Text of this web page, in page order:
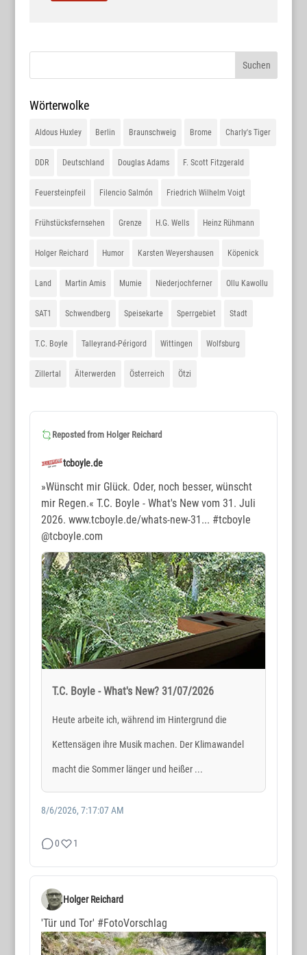
Wörterwolke
Aldous Huxley Berlin Braunschweig Brome Charly's Tiger
DDR Deutschland Douglas Adams F. Scott Fitzgerald
Feuersteinpfeil Filencio Salmón Friedrich Wilhelm Voigt
Frühstücksfernsehen Grenze H.G. Wells Heinz Rühmann
Holger Reichard Humor Karsten Weyershausen Köpenick
Land Martin Amis Mumie Niederjochferner Ollu Kawollu
SAT1 Schwendberg Speisekarte Sperrgebiet Stadt
T.C. Boyle Talleyrand-Périgord Wittingen Wolfsburg
Zillertal Älterwerden Österreich Ötzi
Reposted from Holger Reichard
tcboyle.de
»Wünscht mir Glück. Oder, noch besser, wünscht
mir Regen.« T.C. Boyle - What's New vom 31. Juli
2026. www.tcboyle.de/whats-new-31... #tcboyle
@tcboyle.com
T.C. Boyle - What's New? 31/07/2026
Heute arbeite ich, während im Hintergrund die
Kettensägen ihre Musik machen. Der Klimawandel
macht die Sommer länger und heißer ...
8/6/2026, 7:17:07 AM
0 1
Holger Reichard
'Tür und Tor' #FotoVorschlag